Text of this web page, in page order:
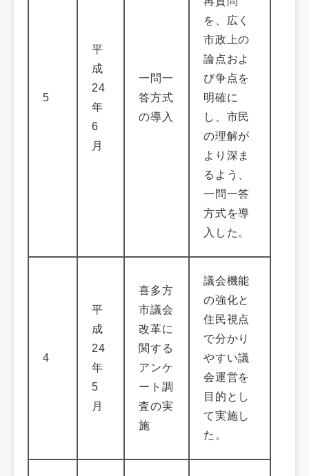
5
平
成
24
年
6
月
一問一
答方式
の導入
を、広く
市政上の
論点およ
び争点を
明確に
し、市民
の理解が
より深ま
るよう、
一問一答
方式を導
入した。
4
平
成
24
年
5
月
喜多方
市議会
改革に
関する
アンケ
ート調
査の実
施
議会機能
の強化と
住民視点
で分かり
やすい議
会運営を
目的とし
て実施し
た。